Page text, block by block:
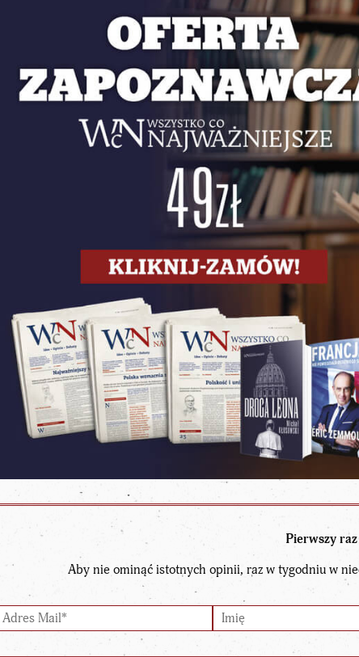
Pierwszy
Aby nie ominąć istotnych opinii, raz w tygodniu w